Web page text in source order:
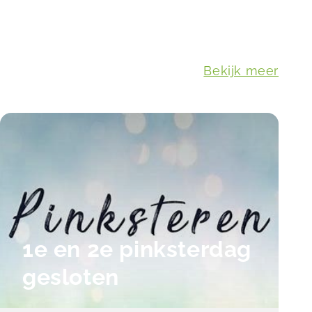
Bekijk meer
1e en 2e pinksterdag
gesloten